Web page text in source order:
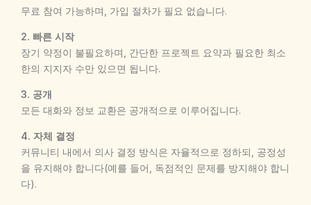
무료 참여 가능하며, 가입 절차가 필요 없습니다.
2. 빠른 시작
장기 약정이 불필요하며, 간단한 프로젝트 요약과 필요한 최소
한의 지지자 수만 있으면 됩니다.
3. 공개
모든 대화와 정보 교환은 공개적으로 이루어집니다.
4. 자체 결정
커뮤니티 내에서 의사 결정 방식은 자율적으로 정하되, 공정성
을 유지해야 합니다(예를 들어, 독점적인 문제를 방지해야 합니
다).